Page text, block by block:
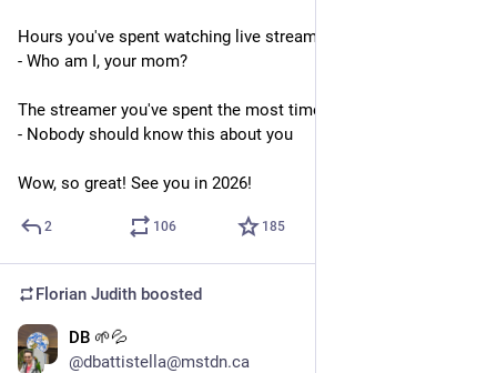
Hours you've spent watching live streams this year:
- Who am I, your mom?
The streamer you've spent the most time watching:
- Nobody should know this about you
Wow, so great! See you in 2026!
2 106 185
Florian Judith boosted
DB 🌱💦
@dbattistella@mstdn.ca